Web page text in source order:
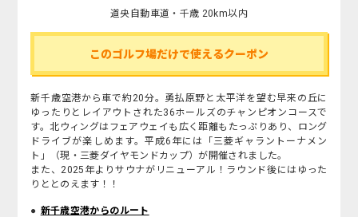
道央自動車道・千歳 20km以内
このゴルフ場だけで使えるクーポン
新千歳空港から車で約20分。勇払原野と太平洋を望む早来の丘に
ゆったりとレイアウトされた36ホールズのチャンピオンコースで
す。北ウィングはフェアウェイも広く距離もたっぷりあり、ロング
ドライブが楽しめます。平成6年には「三菱ギャラントーナメン
ト」（現・三菱ダイヤモンドカップ）が開催されました。
また、2025年よりサウナがリニューアル！ラウンド後にはゆった
りととのえます！！
新千歳空港からのルート